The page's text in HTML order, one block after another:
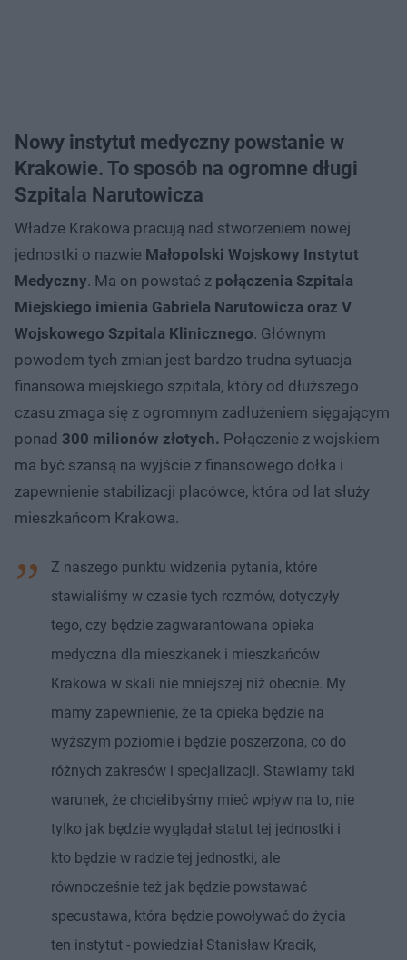
Nowy instytut medyczny powstanie w
Krakowie. To sposób na ogromne długi
Szpitala Narutowicza
Władze Krakowa pracują nad stworzeniem nowej
jednostki o nazwie Małopolski Wojskowy Instytut
Medyczny. Ma on powstać z połączenia Szpitala
Miejskiego imienia Gabriela Narutowicza oraz V
Wojskowego Szpitala Klinicznego. Głównym
powodem tych zmian jest bardzo trudna sytuacja
finansowa miejskiego szpitala, który od dłuższego
czasu zmaga się z ogromnym zadłużeniem sięgającym
ponad 300 milionów złotych. Połączenie z wojskiem
ma być szansą na wyjście z finansowego dołka i
zapewnienie stabilizacji placówce, która od lat służy
mieszkańcom Krakowa.
Z naszego punktu widzenia pytania, które
stawialiśmy w czasie tych rozmów, dotyczyły
tego, czy będzie zagwarantowana opieka
medyczna dla mieszkanek i mieszkańców
Krakowa w skali nie mniejszej niż obecnie. My
mamy zapewnienie, że ta opieka będzie na
wyższym poziomie i będzie poszerzona, co do
różnych zakresów i specjalizacji. Stawiamy taki
warunek, że chcielibyśmy mieć wpływ na to, nie
tylko jak będzie wyglądał statut tej jednostki i
kto będzie w radzie tej jednostki, ale
równocześnie też jak będzie powstawać
specustawa, która będzie powoływać do życia
ten instytut - powiedział Stanisław Kracik,